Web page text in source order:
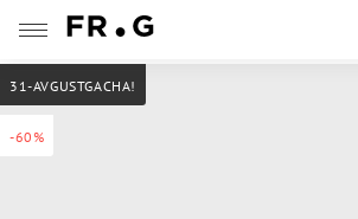
-60%
31-AVGUSTGACHA!